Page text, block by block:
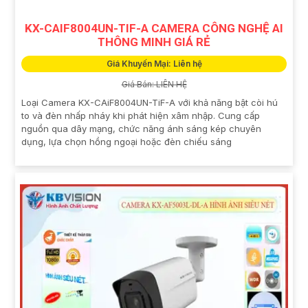
KX-CAIF8004UN-TIF-A CAMERA CÔNG NGHỆ AI
THÔNG MINH GIÁ RẺ
Giá Khuyến Mại: Liên hệ
Giá Bán: LIÊN HỆ
Loại Camera KX-CAiF8004UN-TiF-A với khả năng bật còi hú
to và đèn nhấp nháy khi phát hiện xâm nhập. Cung cấp
nguồn qua dây mạng, chức năng ánh sáng kép chuyên
dụng, lựa chọn hồng ngoại hoặc đèn chiếu sáng